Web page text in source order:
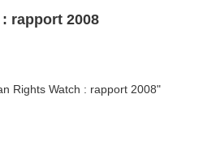
rapport 2008